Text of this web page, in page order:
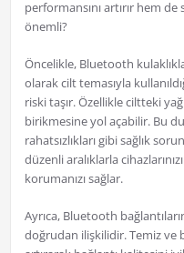
performansını artırır hem de
önemli?
Öncelikle, Bluetooth
olarak cilt temasıyla
riski taşır. Özellikle ciltteki
birikmesine yol açabilir. Bu
rahatsızlıkları gibi sağlık
düzenli aralıklarla
korumanızı sağlar.
Ayrıca, Bluetooth
doğrudan ilişkilidir. Temiz ve